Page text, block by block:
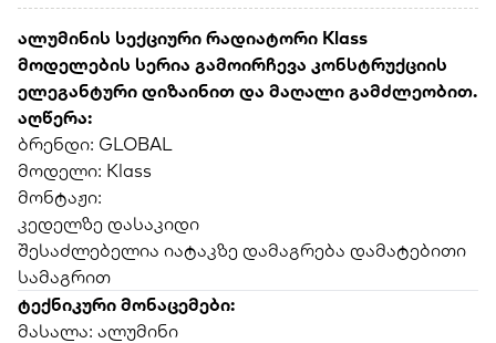
ალუმინის სექციური რადიატორი Klass
მოდელების სერია გამოირჩევა კონსტრუქციის
ელეგანტური დიზაინით და მაღალი გამძლეობით.
აღწერა:
ბრენდი: GLOBAL
მოდელი: Klass
მონტაჟი:
კედელზე დასაკიდი
შესაძლებელია იატაკზე დამაგრება დამატებითი
სამაგრით
ტექნიკური მონაცემები:
მასალა: ალუმინი